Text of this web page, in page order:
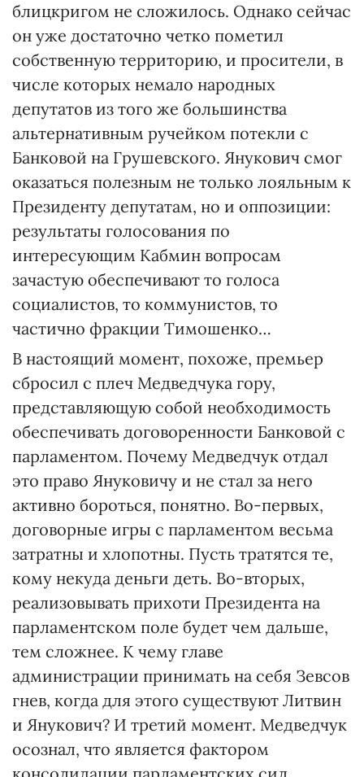
блицкригом не сложилось. Однако сейчас
он уже достаточно четко пометил
собственную территорию, и просители, в
числе которых немало народных
депутатов из того же большинства
альтернативным ручейком потекли с
Банковой на Грушевского. Янукович смог
оказаться полезным не только лояльным к
Президенту депутатам, но и оппозиции:
результаты голосования по
интересующим Кабмин вопросам
зачастую обеспечивают то голоса
социалистов, то коммунистов, то
частично фракции Тимошенко…
В настоящий момент, похоже, премьер
сбросил с плеч Медведчука гору,
представляющую собой необходимость
обеспечивать договоренности Банковой с
парламентом. Почему Медведчук отдал
это право Януковичу и не стал за него
активно бороться, понятно. Во-первых,
договорные игры с парламентом весьма
затратны и хлопотны. Пусть тратятся те,
кому некуда деньги деть. Во-вторых,
реализовывать прихоти Президента на
парламентском поле будет чем дальше,
тем сложнее. К чему главе
администрации принимать на себя Зевсов
гнев, когда для этого существуют Литвин
и Янукович? И третий момент. Медведчук
осознал, что является фактором